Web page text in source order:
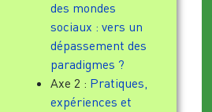
des mondes
sociaux : vers un
dépassement des
paradigmes ?
Axe 2 : Pratiques,
expériences et